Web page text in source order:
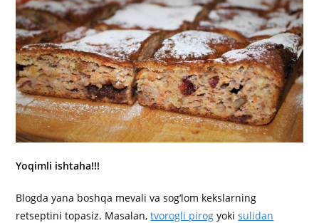
Yoqimli ishtaha!!!
Blogda yana boshqa mevali va sog‘lom kekslarning
retseptini topasiz. Masalan,tvorogli pirog yokisulidan